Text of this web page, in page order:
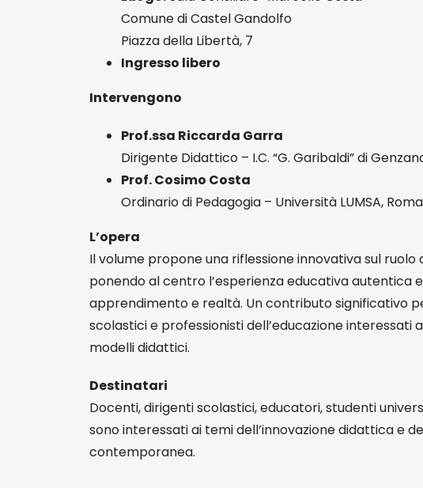
Comune di Castel Gandolfo
Piazza della Libertà, 7
Ingresso libero
Intervengono
Prof.ssa Riccarda Garra
Dirigente Didattico – I.C. “G. Garibaldi” di
Prof. Cosimo Costa
Ordinario di Pedagogia – Università LUMSA, Roma
L’opera
Il volume propone una riflessione innovativa sul ruolo
ponendo al centro l’esperienza educativa autentica
apprendimento e realtà. Un contributo significativo
scolastici e professionisti dell’educazione interessati
modelli didattici.
Destinatari
Docenti, dirigenti scolastici, educatori, studenti
sono interessati ai temi dell’innovazione didattica e
contemporanea.